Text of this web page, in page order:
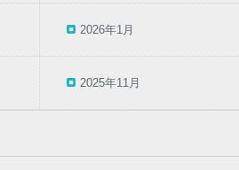
2026年1月
2025年11月